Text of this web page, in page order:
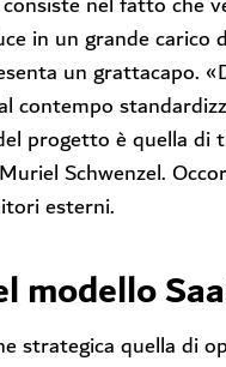
in un grande
un grattacapo.
contempo
progetto è quella
Schwenzel.
esterni.
modello
strategica quella di